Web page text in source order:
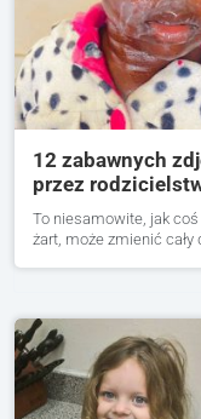
12 zabawnych
przez
To niesamowite, jak
żart, może zmienić cały